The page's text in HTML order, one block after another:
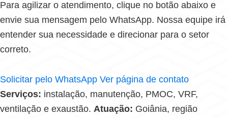
Para agilizar o atendimento, clique no botão abaixo e
envie sua mensagem pelo WhatsApp. Nossa equipe irá
entender sua necessidade e direcionar para o setor
correto.
Solicitar pelo WhatsApp Ver página de contato
Serviços: instalação, manutenção, PMOC, VRF,
ventilação e exaustão. Atuação: Goiânia, região